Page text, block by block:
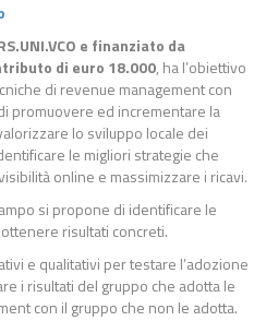
e finanziato da
di euro 18.000, ha l’obiettivo
di revenue management con
promuovere ed incrementare la
lo sviluppo locale dei
le migliori strategie che
online e massimizzare i ricavi.
si propone di identificare le
risultati concreti.
e qualitativi per testare l’adozione
i risultati del gruppo che adotta le
con il gruppo che non le adotta.